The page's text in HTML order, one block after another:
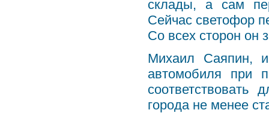
склады, а сам
Сейчас светофор
Со всех сторон он
Михаил Саяпин,
автомобиля при
города не менее